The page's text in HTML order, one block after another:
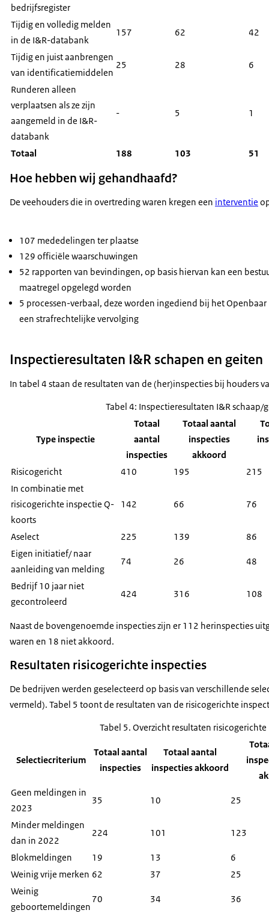
bedrijfsregister
Tijdig en volledig melden
in de I&R-databank
157 62 42
Tijdig en juist aanbrengen
van identificatiemiddelen
25 28 6
Runderen alleen
verplaatsen als ze zijn
aangemeld in de I&R-
databank
- 5 1
Totaal 188 103 51
Hoe hebben wij gehandhaafd?
De veehouders die in overtreding waren kregen een interventie
107 mededelingen ter plaatse
129 officiële waarschuwingen
52 rapporten van bevindingen, op basis hiervan kan een
maatregel opgelegd worden
5 processen-verbaal, deze worden ingediend bij het
een strafrechtelijke vervolging
Inspectieresultaten I&R schapen en geiten
In tabel 4 staan de resultaten van de (her)inspecties bij houders
Tabel 4: Inspectieresultaten I&R schaap/
Type inspectie
Totaal
aantal
inspecties
Totaal aantal
inspecties
akkoord
Risicogericht 410 195
215
In combinatie met
risicogerichte inspectie Q-
koorts
142 66 76
Aselect 225 139
86
Eigen initiatief/ naar
aanleiding van melding
74 26 48
Bedrijf 10 jaar niet
gecontroleerd
424 316 108
Naast de bovengenoemde inspecties zijn er 112 herinspecties
waren en 18 niet akkoord.
Resultaten risicogerichte inspecties
De bedrijven werden geselecteerd op basis van verschillende
vermeld). Tabel 5 toont de resultaten van de risicogerichte
Tabel 5. Overzicht resultaten
Selectiecriterium
Totaal aantal
inspecties
Totaal aantal
inspecties akkoord
Geen meldingen in
2023
35 10 25
Minder meldingen
dan in 2022
224 101 123
Blokmeldingen 19 13
6
Weinig vrije merken 62 37
25
Weinig
geboortemeldingen
70 34 36